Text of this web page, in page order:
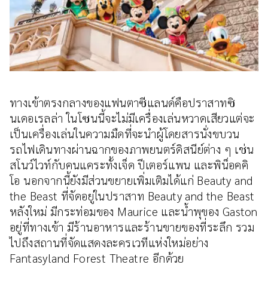
ทางเข้าตรงกลางของแฟนตาซีแลนด์คือปราสาทซิ
นเดอเรลล่า ในโซนนี้จะไม่มีเครื่องเล่นหวาดเสียวแต่จะ
เป็นเครื่องเล่นในความมืดที่จะนำผู้โดยสารนั่งขบวน
รถไฟเดินทางผ่านฉากของภาพยนตร์ดิสนีย์ต่าง ๆ เช่น
สโนว์ไวท์กับคนแคระทั้งเจ็ด ปีเตอร์แพน และพิน็อคคิ
โอ นอกจากนี้ยังมีส่วนขยายเพิ่มเติมได้แก่ Beauty and
the Beast ที่จัดอยู่ในปราสาท Beauty and the Beast
หลังใหม่ มีกระท่อมของ Maurice และน้ำพุของ Gaston
อยู่ที่ทางเข้า มีร้านอาหารและร้านขายของที่ระลึก รวม
ไปถึงสถานที่จัดแสดงละครเวทีแห่งใหม่อย่าง
Fantasyland Forest Theatre อีกด้วย